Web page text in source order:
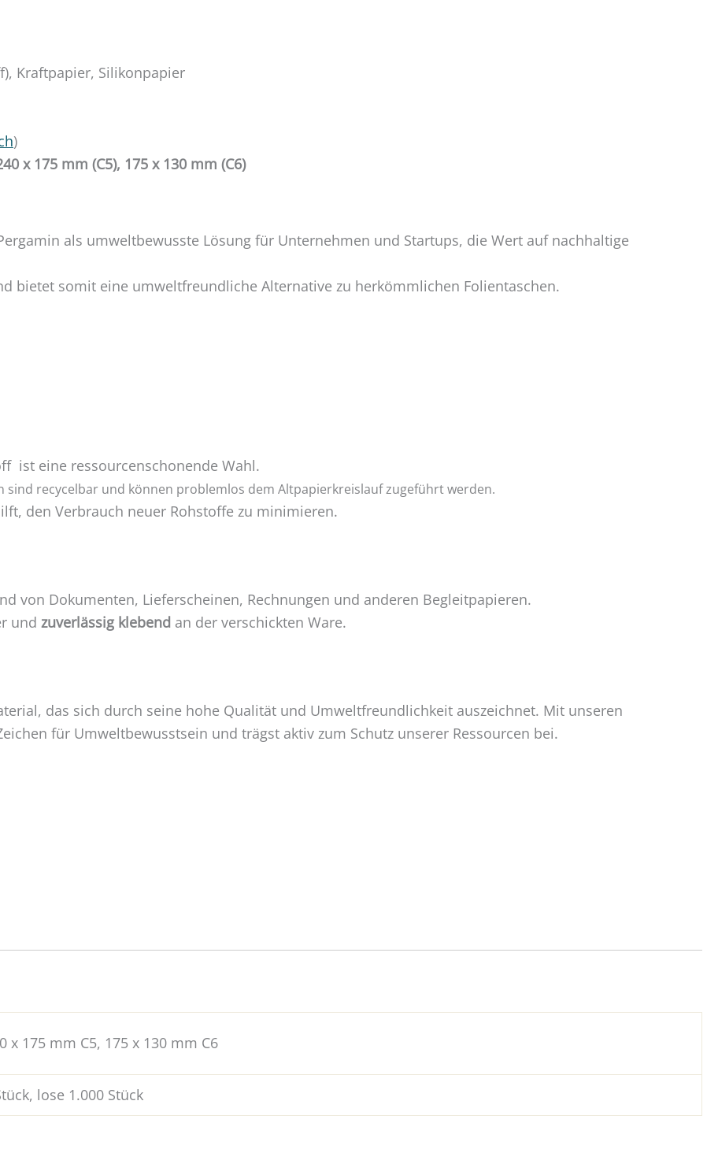
Kraftpapier, Silikonpapier
)
x 175 mm (C5), 175 x 130 mm (C6)
als umweltbewusste Lösung für Unternehmen und Startups, die Wert auf nachhaltige
bietet somit eine umweltfreundliche Alternative zu herkömmlichen Folientaschen.
ist eine ressourcenschonende Wahl.
sind recycelbar und können problemlos dem Altpapierkreislauf zugeführt werden.
den Verbrauch neuer Rohstoffe zu minimieren.
von Dokumenten, Lieferscheinen, Rechnungen und anderen Begleitpapieren.
und zuverlässig klebend an der verschickten Ware.
das sich durch seine hohe Qualität und Umweltfreundlichkeit auszeichnet. Mit unseren
für Umweltbewusstsein und trägst aktiv zum Schutz unserer Ressourcen bei.
x 175 mm C5, 175 x 130 mm C6
lose 1.000 Stück